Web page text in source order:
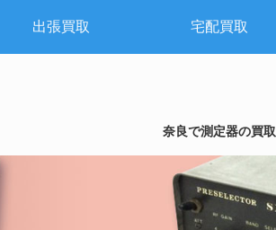
出張買取 宅配買取
奈良で測定器の買取